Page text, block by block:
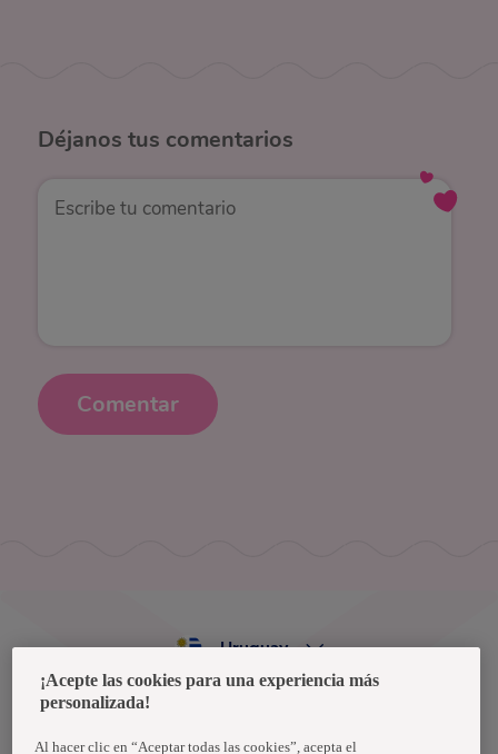
Déjanos tus comentarios
Comentar
Política de privacidad de datos
Uruguay
¡Acepte las cookies para una experiencia más
personalizada!
Al hacer clic en “Aceptar todas las cookies”, acepta el